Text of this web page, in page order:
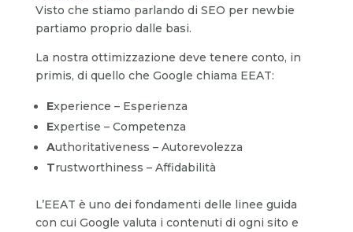
Visto che stiamo parlando di SEO per newbie
partiamo proprio dalle basi.
La nostra ottimizzazione deve tenere conto, in
primis, di quello che Google chiama EEAT:
Experience – Esperienza
Expertise – Competenza
Authoritativeness – Autorevolezza
Trustworthiness – Affidabilità
L’EEAT è uno dei fondamenti delle linee guida
con cui Google valuta i contenuti di ogni sito e